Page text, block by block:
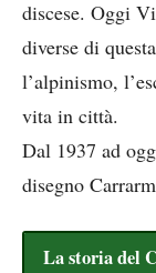
discese. Oggi
diverse di
l’alpinismo,
vita in città.
Dal 1937 ad
disegno
La storia del